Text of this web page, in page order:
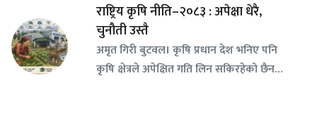
राष्ट्रिय कृषि नीति–२०८३ : अपेक्षा धेरै,
चुनौती उस्तै
अमृत गिरी बुटवल। कृषि प्रधान देश भनिए पनि
कृषि क्षेत्रले अपेक्षित गति लिन सकिरहेको छैन…